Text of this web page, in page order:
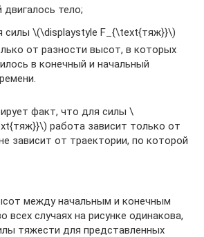
тело;
силы \(\displaystyle F_{\text{тяж}}\)
от разности высот, в которых
в конечный и начальный
факт, что для силы \
работа зависит только от
зависит от траектории, по которой
между начальным и конечным
всех случаях на рисунке одинакова,
тяжести для представленных